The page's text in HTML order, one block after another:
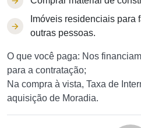
Imóveis residenciais para
outras pessoas.
O que você paga: Nos
para a contratação;
Na compra à vista, Taxa de
aquisição de Moradia.